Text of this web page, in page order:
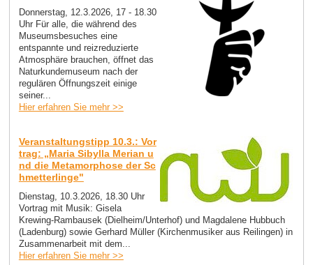
Donnerstag, 12.3.2026, 17 - 18.30
Uhr Für alle, die während des
Museumsbesuches eine
entspannte und reizreduzierte
Atmosphäre brauchen, öffnet das
Naturkundemuseum nach der
regulären Öffnungszeit einige
seiner...
Hier erfahren Sie mehr >>
Veranstaltungstipp 10.3.: Vor
trag: „Maria Sibylla Merian u
nd die Metamorphose der Sc
hmetterlinge"
Dienstag, 10.3.2026, 18.30 Uhr
Vortrag mit Musik: Gisela
Krewing-Rambausek (Dielheim/Unterhof) und Magdalene Hubbuch
(Ladenburg) sowie Gerhard Müller (Kirchenmusiker aus Reilingen) in
Zusammenarbeit mit dem...
Hier erfahren Sie mehr >>